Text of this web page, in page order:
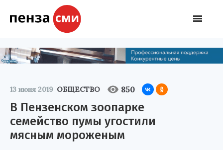
13 июня 2019 ОБЩЕСТВО 850
В Пензенском зоопарке
семейство пумы угостили
мясным мороженым